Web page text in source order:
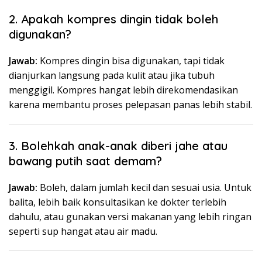
2. Apakah kompres dingin tidak boleh
digunakan?
Jawab: Kompres dingin bisa digunakan, tapi tidak
dianjurkan langsung pada kulit atau jika tubuh
menggigil. Kompres hangat lebih direkomendasikan
karena membantu proses pelepasan panas lebih stabil.
3. Bolehkah anak-anak diberi jahe atau
bawang putih saat demam?
Jawab: Boleh, dalam jumlah kecil dan sesuai usia. Untuk
balita, lebih baik konsultasikan ke dokter terlebih
dahulu, atau gunakan versi makanan yang lebih ringan
seperti sup hangat atau air madu.